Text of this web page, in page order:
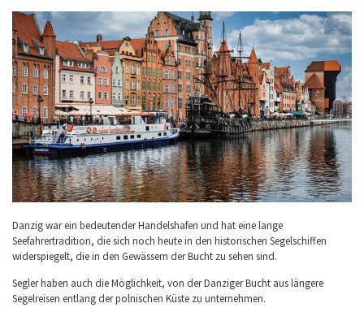
Danzig war ein bedeutender Handelshafen und hat eine lange
Seefahrertradition, die sich noch heute in den historischen Segelschiffen
widerspiegelt, die in den Gewässern der Bucht zu sehen sind.
Segler haben auch die Möglichkeit, von der Danziger Bucht aus längere
Segelreisen entlang der polnischen Küste zu unternehmen.